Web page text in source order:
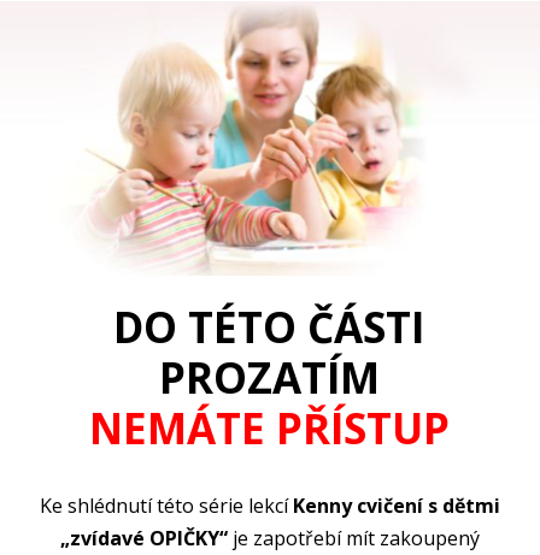
DO TÉTO ČÁSTI
PROZATÍM
NEMÁTE PŘÍSTUP
Ke shlédnutí této série lekcíKenny cvičení s dětmi
„zvídavé OPIČKY“ je zapotřebí mít zakoupený